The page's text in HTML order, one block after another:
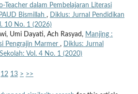
Teacher dalam Pembelajaran Literasi
Bismillah , Diklus: Jurnal Pendidikan
10 No. 1 (2026)
Umi Dayati, Ach Rasyad, Manjing :
Pengrajin Marmer , Diklus: Jurnal
Vol. 4 No. 1 (2020)
12 13 > >>